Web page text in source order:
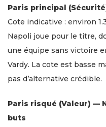
Paris principal
Cote indicative : environ
Napoli joue pour le titre,
une équipe sans victoire
Vardy. La cote est basse
pas d’alternative crédible.
Paris risqué (Valeur) —
buts